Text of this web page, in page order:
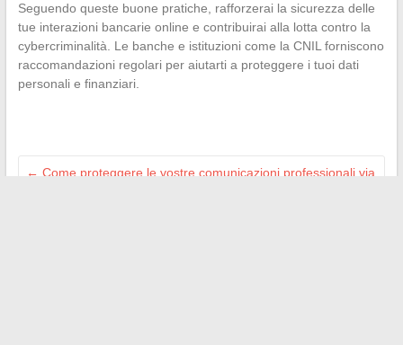
Seguendo queste buone pratiche, rafforzerai la sicurezza delle
tue interazioni bancarie online e contribuirai alla lotta contro la
cybercriminalità. Le banche e istituzioni come la CNIL forniscono
raccomandazioni regolari per aiutarti a proteggere i tuoi dati
personali e finanziari.
← Come proteggere le vostre comunicazioni professionali via